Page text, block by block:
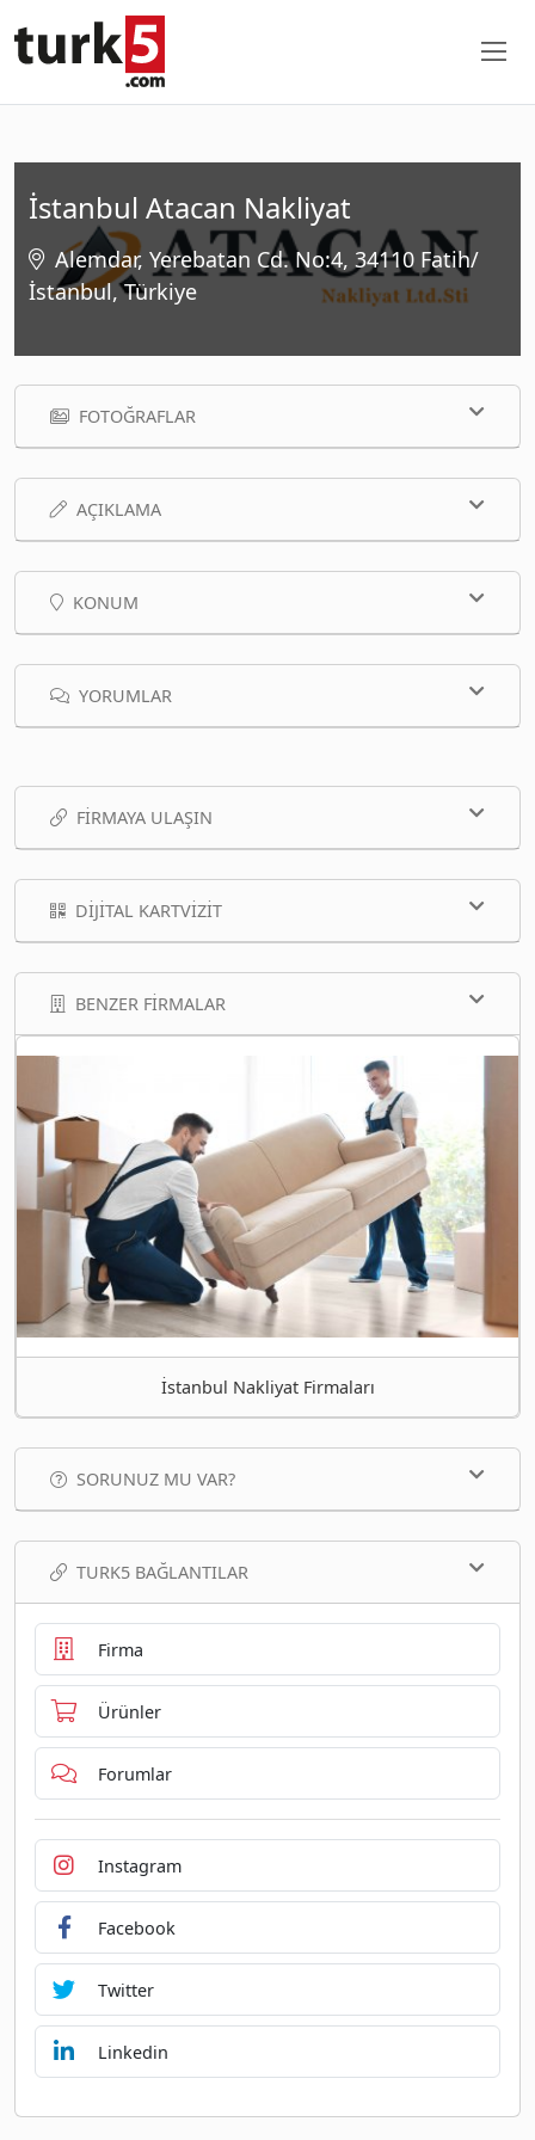
İstanbul Atacan Nakliyat
Alemdar, Yerebatan Cd. No:4, 34110 Fatih/
İstanbul, Türkiye
FOTOĞRAFLAR
AÇIKLAMA
KONUM
YORUMLAR
FIRMAYA ULAŞIN
DIJITAL KARTVIZIT
BENZER FIRMALAR
İstanbul Nakliyat Firmaları
SORUNUZ MU VAR?
TURK5 BAĞLANTILAR
Firma
Ürünler
Forumlar
Instagram
Facebook
Twitter
Linkedin